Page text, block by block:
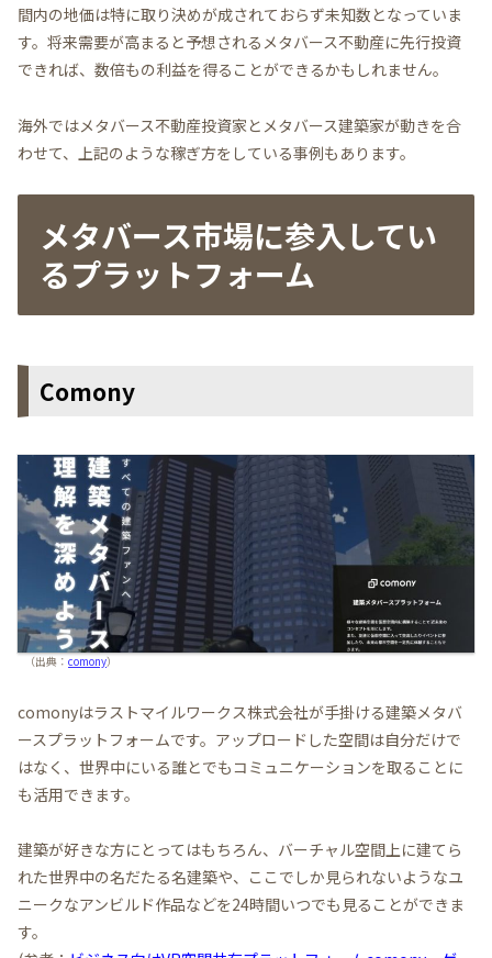
間内の地価は特に取り決めが成されておらず未知数となっていま
す。将来需要が高まると予想されるメタバース不動産に先行投資
できれば、数倍もの利益を得ることができるかもしれません。
海外ではメタバース不動産投資家とメタバース建築家が動きを合
わせて、上記のような稼ぎ方をしている事例もあります。
メタバース市場に参入してい
るプラットフォーム
Comony
（出典： comony）
comonyはラストマイルワークス株式会社が手掛ける建築メタバ
ースプラットフォームです。アップロードした空間は自分だけで
はなく、世界中にいる誰とでもコミュニケーションを取ることに
も活用できます。
建築が好きな方にとってはもちろん、バーチャル空間上に建てら
れた世界中の名だたる名建築や、ここでしか見られないようなユ
ニークなアンビルド作品などを24時間いつでも見ることができま
す。